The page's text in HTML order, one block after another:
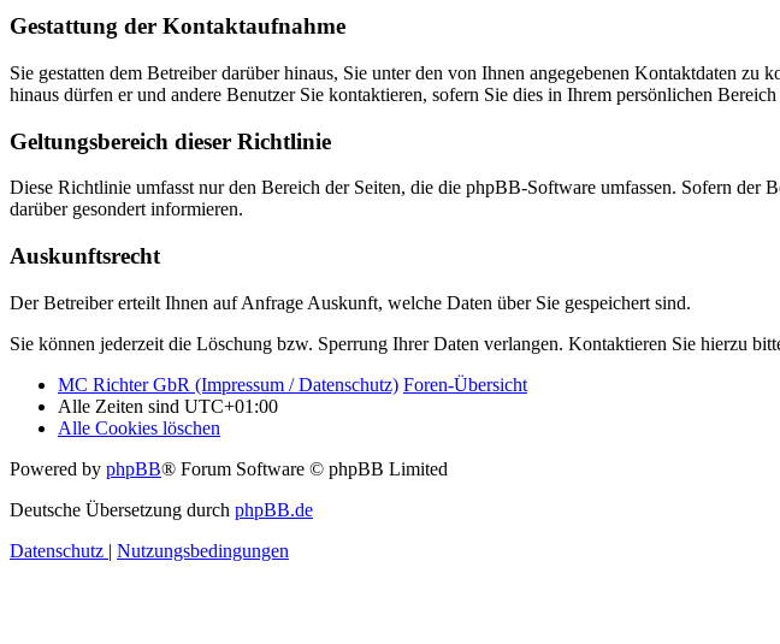
Gestattung der Kontaktaufnahme
Sie gestatten dem Betreiber darüber hinaus, Sie unter den von Ihnen angegebenen Kontaktdaten
hinaus dürfen er und andere Benutzer Sie kontaktieren, sofern Sie dies in Ihrem persönlichen Bereich
Geltungsbereich dieser Richtlinie
Diese Richtlinie umfasst nur den Bereich der Seiten, die die phpBB-Software umfassen. Sofern der
darüber gesondert informieren.
Auskunftsrecht
Der Betreiber erteilt Ihnen auf Anfrage Auskunft, welche Daten über Sie gespeichert sind.
Sie können jederzeit die Löschung bzw. Sperrung Ihrer Daten verlangen. Kontaktieren Sie hierzu
MC Richter GbR (Impressum / Datenschutz) Foren-Übersicht
Alle Zeiten sind UTC+01:00
Alle Cookies löschen
Powered by phpBB® Forum Software © phpBB Limited
Deutsche Übersetzung durch phpBB.de
Datenschutz | Nutzungsbedingungen